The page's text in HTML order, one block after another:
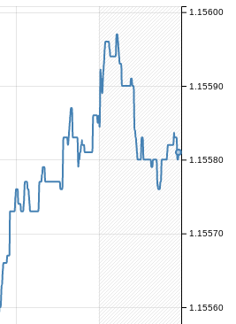
1.15560
1.15570
1.15580
1.15590
1.15600